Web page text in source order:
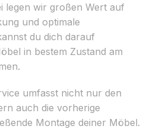
legen wir großen Wert auf
und optimale
du dich darauf
in bestem Zustand am
umfasst nicht nur den
auch die vorherige
Montage deiner Möbel.